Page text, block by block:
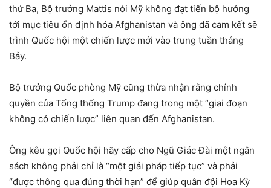
thứ Ba, Bộ trưởng Mattis nói Mỹ không đạt tiến bộ hướng
tới mục tiêu ổn định hóa Afghanistan và ông đã cam kết sẽ
trình Quốc hội một chiến lược mới vào trung tuần tháng
Bảy.
Bộ trưởng Quốc phòng Mỹ cũng thừa nhận rằng chính
quyền của Tổng thống Trump đang trong một “giai đoạn
không có chiến lược” liên quan đến Afghanistan.
Ông kêu gọi Quốc hội hãy cấp cho Ngũ Giác Đài một ngân
sách không phải chỉ là “một giải pháp tiếp tục” và phải
“được thông qua đúng thời hạn” để giúp quân đội Hoa Kỳ